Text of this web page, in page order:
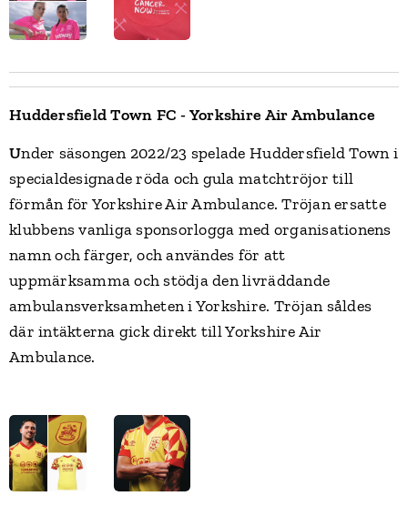
Huddersfield Town FC - Yorkshire Air Ambulance
Under säsongen 2022/23 spelade Huddersfield Town i
specialdesignade röda och gula matchtröjor till
förmån för Yorkshire Air Ambulance. Tröjan ersatte
klubbens vanliga sponsorlogga med organisationens
namn och färger, och användes för att
uppmärksamma och stödja den livräddande
ambulansverksamheten i Yorkshire. Tröjan såldes
där intäkterna gick direkt till Yorkshire Air
Ambulance.